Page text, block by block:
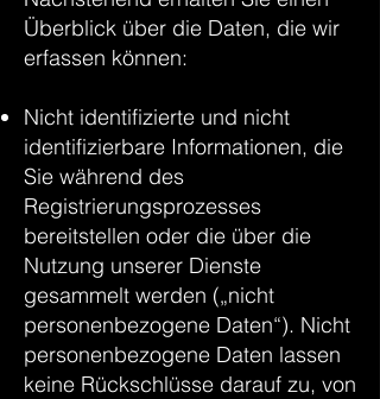
Überblick über die Daten, die wir
erfassen können:
Nicht identifizierte und nicht
identifizierbare Informationen, die
Sie während des
Registrierungsprozesses
bereitstellen oder die über die
Nutzung unserer Dienste
gesammelt werden („nicht
personenbezogene Daten“). Nicht
personenbezogene Daten lassen
keine Rückschlüsse darauf zu, von